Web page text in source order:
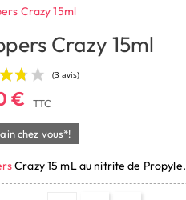
Crazy 15ml
Crazy 15ml
€ TTC
chez vous*!
Crazy 15 mL au nitrite de Propyle.